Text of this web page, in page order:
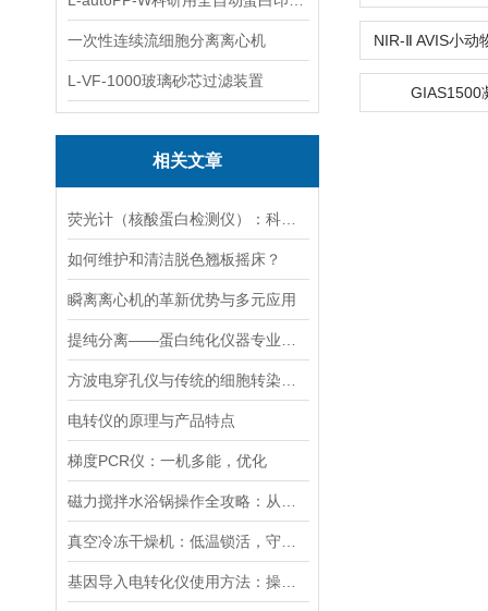
一次性连续流细胞分离离心机
L-VF-1000玻璃砂芯过滤装置
相关文章
如何维护和清洁脱色翘板摇床？
瞬离离心机的革新优势与多元应用
电转仪的原理与产品特点
梯度PCR仪：一机多能，优化
GIAS1500